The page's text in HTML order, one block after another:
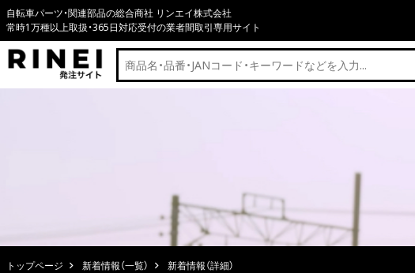
自転車パーツ・関連部品の総合商社 リンエイ株式会社
常時1万種以上取扱・365日対応受付の業者間取引専用サイト
トップページ 新着情報（一覧） 新着情報（詳細）